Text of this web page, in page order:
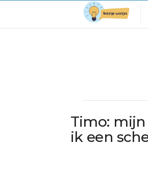
i
g
Timo:
ik een